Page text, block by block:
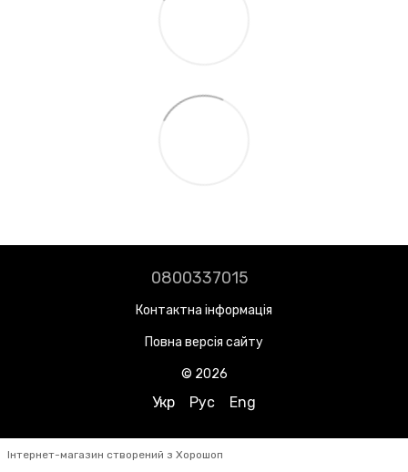
0800337015
Контактна інформація
Повна версія сайту
© 2026
Укр Рус Eng
Інтернет-магазин створений з Хорошоп